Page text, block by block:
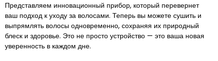
Представляем инновационный прибор, который перевернет
ваш подход к уходу за волосами. Теперь вы можете сушить и
выпрямлять волосы одновременно, сохраняя их природный
блеск и здоровье. Это не просто устройство — это ваша новая
уверенность в каждом дне.